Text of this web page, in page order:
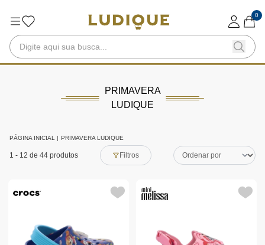
0
PRIMAVERA
LUDIQUE
PÁGINA INICIAL | PRIMAVERA LUDIQUE
1 - 12 de 44 produtos Filtros